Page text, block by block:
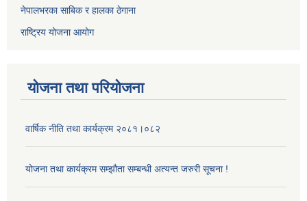
नेपालभरका साबिक र हालका ठेगाना
राष्ट्रिय योजना आयोग
योजना तथा परियोजना
वार्षिक नीति तथा कार्यक्रम २०८१।०८२
योजना तथा कार्यक्रम सम्झौता सम्बन्धी अत्यन्त जरुरी सूचना !